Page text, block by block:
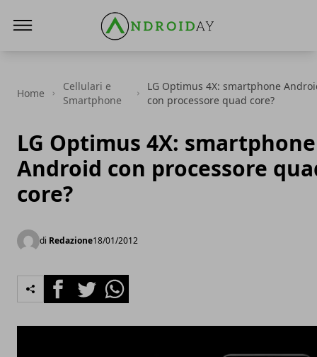
Home
Cellulari e
Smartphone
LG Optimus 4X: smartphone
con processore quad core?
LG Optimus 4X: smartphone
Android con processore
core?
di Redazione18/01/2012
FacebookTwitterWhatsapp